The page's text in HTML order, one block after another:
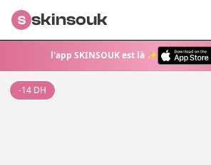
l'app SKINSOUK est là ✨
S skinsouk
-14 DH